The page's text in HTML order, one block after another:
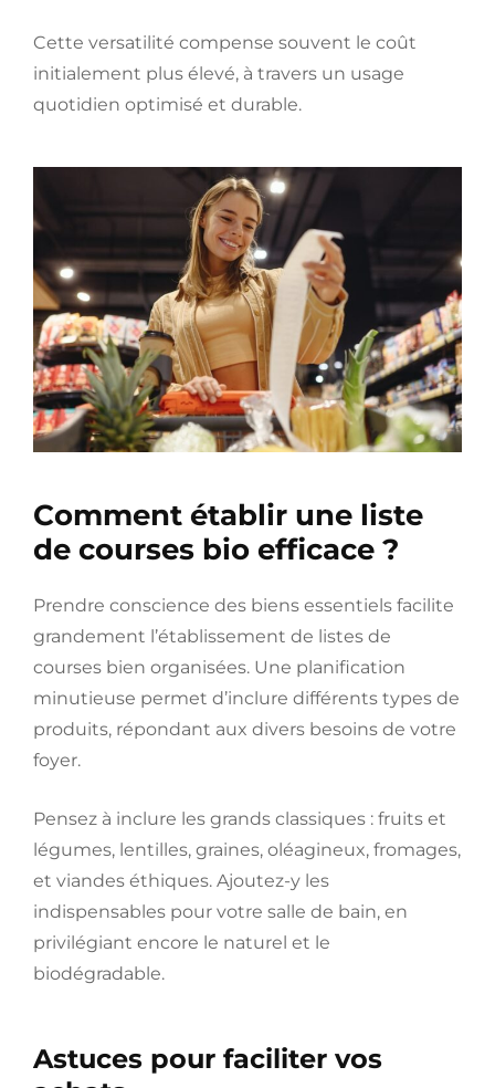
Cette versatilité compense souvent le coût
initialement plus élevé, à travers un usage
quotidien optimisé et durable.
Comment établir une liste
de courses bio efficace ?
Prendre conscience des biens essentiels facilite
grandement l’établissement de listes de
courses bien organisées. Une planification
minutieuse permet d’inclure différents types de
produits, répondant aux divers besoins de votre
foyer.
Pensez à inclure les grands classiques : fruits et
légumes, lentilles, graines, oléagineux, fromages,
et viandes éthiques. Ajoutez-y les
indispensables pour votre salle de bain, en
privilégiant encore le naturel et le
biodégradable.
Astuces pour faciliter vos